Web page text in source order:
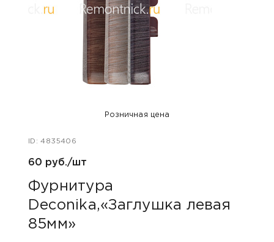
Розничная цена
ID: 4835406
60 руб./шт
Фурнитура
Deconika,«Заглушка левая
85мм»